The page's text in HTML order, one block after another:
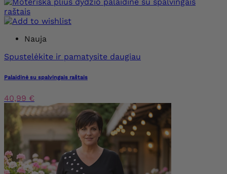
Nauja
Spustelėkite ir pamatysite daugiau
Palaidinė su spalvingais raštais
40,99 €